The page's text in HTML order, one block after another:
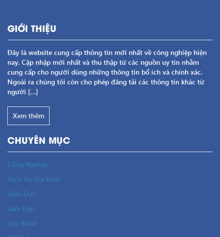
GIỚI THIỆU
Đây là website cung cấp thông tin mới nhất về công nghiệp hiện
nay. Cập nhập mới nhất và thu thập từ các nguồn uy tín nhằm
cung cấp cho người dùng những thông tin bổ ích và chính xác.
Ngoài ra chúng tôi còn cho phép đăng tải các thông tin khác từ
người […]
Xem thêm
CHUYÊN MỤC
Công Nghiệp
Dịch Vụ Gia Đình
Giáo Dục
Làm Đẹp
Sức Khoẻ